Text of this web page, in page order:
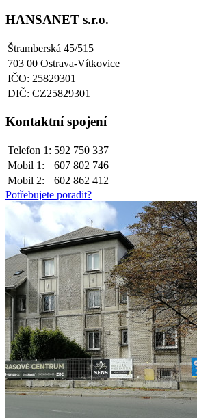
HANSANET s.r.o.
Štramberská 45/515
703 00 Ostrava-Vítkovice
IČO: 25829301
DIČ: CZ25829301
Kontaktní spojení
Telefon 1: 592 750 337
Mobil 1:
607 802 746
Mobil 2:
602 862 412
Potřebujete poradit?